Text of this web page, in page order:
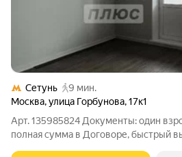
Сетунь
9 мин.
Москва,улица Горбунова,17к1
Арт. 135985824 Документы: один
полная сумма в Договоре, быстрый